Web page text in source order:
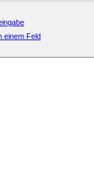
einem Feld